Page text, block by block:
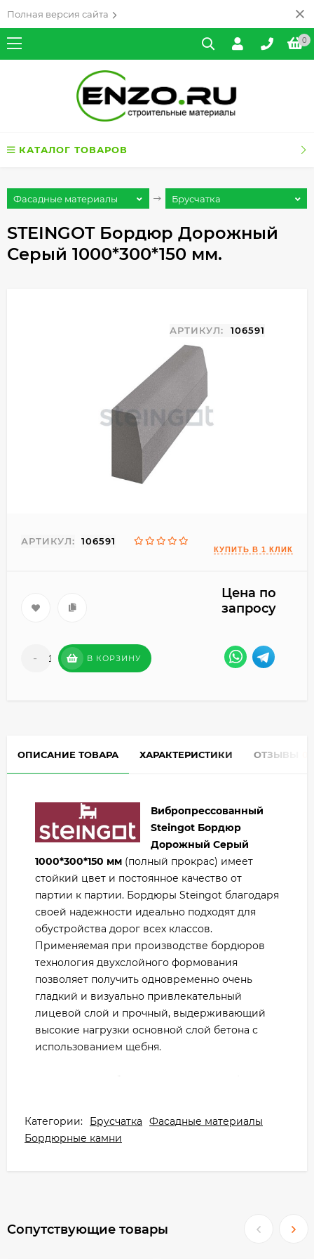
Полная версия сайта
0
КАТАЛОГ ТОВАРОВ
Фасадные материалы Брусчатка
STEINGOT Бордюр Дорожный
Серый 1000*300*150 мм.
АРТИКУЛ: 106591
АРТИКУЛ: 106591
Цена по
запросу
- + В КОРЗИНУ
ОПИСАНИЕ ТОВАРА ХАРАКТЕРИСТИКИ ОТЗЫВЫ
Вибропрессованный
Steingot Бордюр
Дорожный Серый
1000*300*150 мм (полный прокрас) имеет
стойкий цвет и постоянное качество от
партии к партии. Бордюры Steingot благодаря
своей надежности идеально подходят для
обустройства дорог всех классов.
Применяемая при производстве бордюров
технология двухслойного формования
позволяет получить одновременно очень
гладкий и визуально привлекательный
лицевой слой и прочный, выдерживающий
высокие нагрузки основной слой бетона с
использованием щебня.
Производство бордюрного камня Steingot
метод вибропрессования как более
современный и позволяющий получить
продукт наилучшего качества с высокими
отличия этих двух методов.
Категории: Брусчатка
Фасадные материалы
Бордюрные камни
Сопутствующие товары